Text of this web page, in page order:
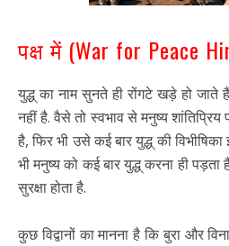
पक्ष में (War for Peace
युद्ध् का नाम सुनते ही रोंगटे खड़े हो जाते
नहीं है. वैसे तो स्वभाव से मनुष्य शांतिप्रिय
है, फिर भी उसे कई बार युद्ध् की
भी मनुष्य को कई बार युद्ध् करना ही
सुरक्षा होता है.
कुछ विद्वानों का मानना है कि बुरा और